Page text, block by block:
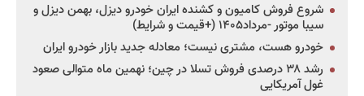
شروع فروش کامیون و کشنده ایران خودرو دیزل، بهمن دیزل و
سیبا موتور -مرداد۱۴۰۵ (+قیمت و شرایط)
خودرو هست، مشتری نیست؛ معادله جدید بازار خودرو ایران
رشد ۳۸ درصدی فروش تسلا در چین؛ نهمین ماه متوالی صعود
غول آمریکایی